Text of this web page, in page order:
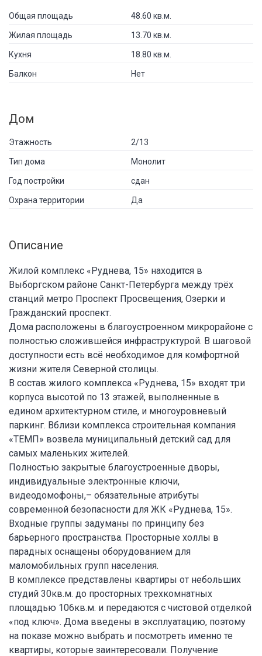
Общая площадь 48.60 кв.м.
Жилая площадь 13.70 кв.м.
Кухня 18.80 кв.м.
Балкон Нет
Дом
Этажность 2/13
Тип дома Монолит
Год постройки сдан
Охрана территории Да
Описание
Жилой комплекс «Руднева, 15» находится в
Выборгском районе Санкт-Петербурга между трёх
станций метро Проспект Просвещения, Озерки и
Гражданский проспект.
Дома расположены в благоустроенном микрорайоне с
полностью сложившейся инфраструктурой. В шаговой
доступности есть всё необходимое для комфортной
жизни жителя Северной столицы.
В состав жилого комплекса «Руднева, 15» входят три
корпуса высотой по 13 этажей, выполненные в
едином архитектурном стиле, и многоуровневый
паркинг. Вблизи комплекса строительная компания
«ТЕМП» возвела муниципальный детский сад для
самых маленьких жителей.
Полностью закрытые благоустроенные дворы,
индивидуальные электронные ключи,
видеодомофоны,– обязательные атрибуты
современной безопасности для ЖК «Руднева, 15».
Входные группы задуманы по принципу без
барьерного пространства. Просторные холлы в
парадных оснащены оборудованием для
маломобильных групп населения.
В комплексе представлены квартиры от небольших
студий 30кв.м. до просторных трехкомнатных
площадью 106кв.м. и передаются с чистовой отделкой
«под ключ». Дома введены в эксплуатацию, поэтому
на показе можно выбрать и посмотреть именно те
квартиры, которые заинтересовали. Получение